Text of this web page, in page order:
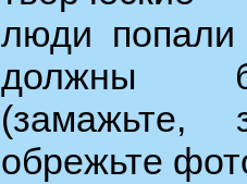
люди
должны
(замажьте,
обрежьте